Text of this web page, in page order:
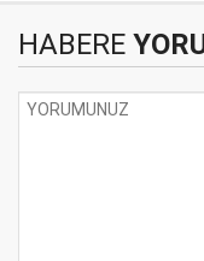
HABERE